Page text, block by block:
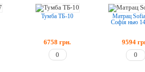
Тумба ТБ-10
6758 грн.
Матрац
Софія нью
9594